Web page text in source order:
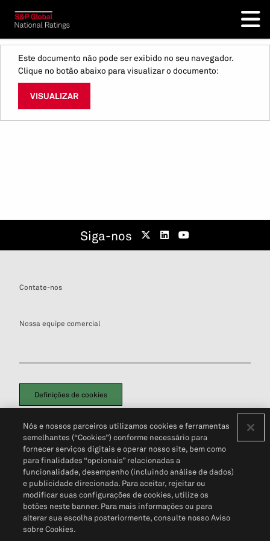
Este documento não pode ser exibido no seu navegador.
Clique no botão abaixo para visualizar o documento:
VISUALIZAR
Siga-nos
Contate-nos
Nossa equipe comercial
Definições de cookies
Política de PrivacidadePortal de privacidade do cliente (em inglês)
Não Venda Minhas Informações Pessoais© 2026 S&P Global
Nós e nossos parceiros utilizamos cookies e ferramentas
semelhantes (“Cookies”) conforme necessário para
fornecer serviços digitais e operar nosso site, bem como
para finalidades “opcionais” relacionadas a
funcionalidade, desempenho (incluindo análise de dados)
e publicidade direcionada. Para aceitar, rejeitar ou
modificar suas configurações de cookies, utilize os
botões neste banner. Para mais informações ou para
alterar sua escolha posteriormente, consulte nosso Aviso
sobre Cookies.